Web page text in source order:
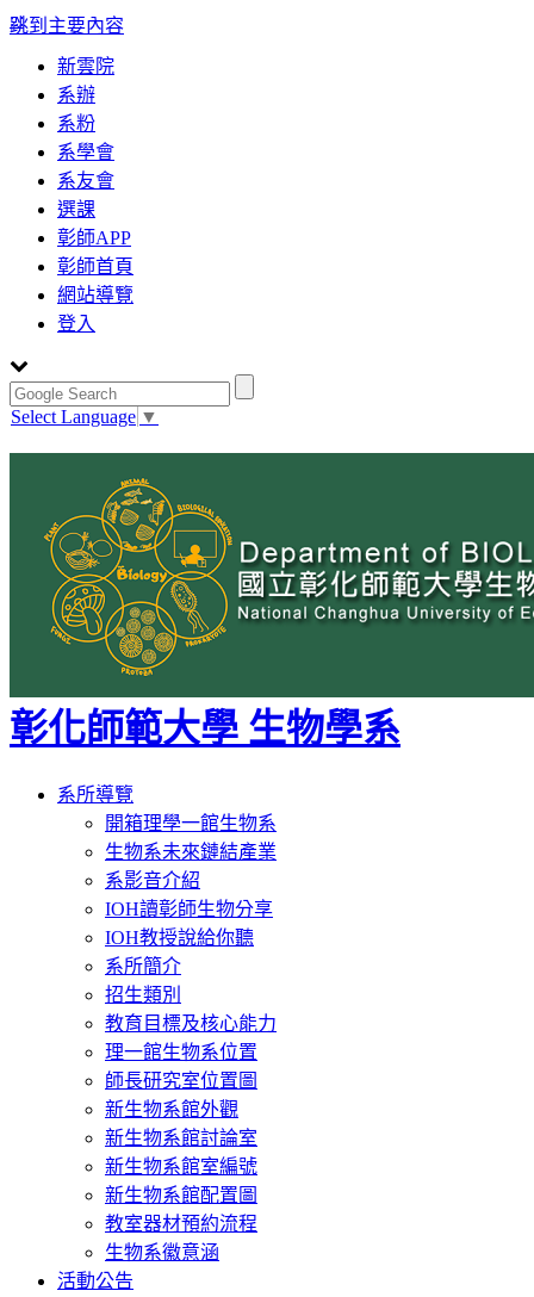
跳到主要內容
:::
新雲院
系辦
系粉
系學會
系友會
選課
彰師APP
彰師首頁
網站導覽
登入
Select Language ▼
彰化師範大學 生物學系
Toggle
navigation
系所導覽
開箱理學一館生物系
生物系未來鏈結產業
系影音介紹
IOH讀彰師生物分享
IOH教授說給你聽
系所簡介
招生類別
教育目標及核心能力
理一館生物系位置
師長研究室位置圖
新生物系館外觀
新生物系館討論室
新生物系館室編號
新生物系館配置圖
教室器材預約流程
生物系徽意涵
活動公告